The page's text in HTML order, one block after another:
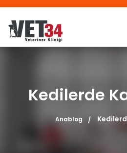
Kedilerde
Anablog